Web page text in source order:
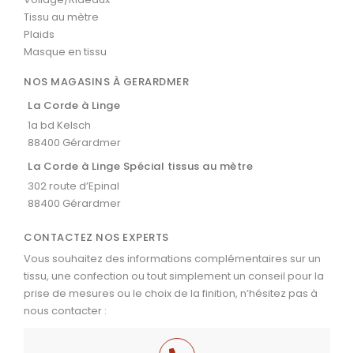
Tissu au mètre
Plaids
Masque en tissu
NOS MAGASINS À GERARDMER
La Corde à Linge
1a bd Kelsch
88400 Gérardmer
La Corde à Linge Spécial tissus au mètre
302 route d’Epinal
88400 Gérardmer
CONTACTEZ NOS EXPERTS
Vous souhaitez des informations complémentaires sur un
tissu, une confection ou tout simplement un conseil pour la
prise de mesures ou le choix de la finition, n’hésitez pas à
nous contacter :